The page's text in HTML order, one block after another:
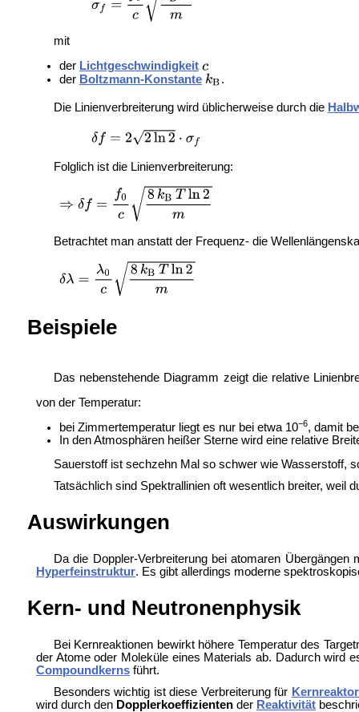
mit
der Lichtgeschwindigkeit
der Boltzmann-Konstante .
Die Linienverbreiterung wird üblicherweise durch die
Folglich ist die Linienverbreiterung:
Betrachtet man anstatt der Frequenz- die
Beispiele
Das nebenstehende Diagramm zeigt die relative
von der Temperatur:
bei Zimmertemperatur liegt es nur bei etwa 10−6, damit
In den Atmosphären heißer Sterne wird eine relative
Sauerstoff ist sechzehn Mal so schwer wie Wasserstoff,
Tatsächlich sind Spektrallinien oft wesentlich breiter, weil
Auswirkungen
Da die Doppler-Verbreiterung bei atomaren
Hyperfeinstruktur. Es gibt allerdings moderne
Kern- und Neutronenphysik
Bei Kernreaktionen bewirkt höhere Temperatur des
der Atome oder Moleküle eines Materials ab. Dadurch wird
Compoundkernsführt.
Besonders wichtig ist diese Verbreiterung für
wird durch den Dopplerkoeffizientender Reaktivität